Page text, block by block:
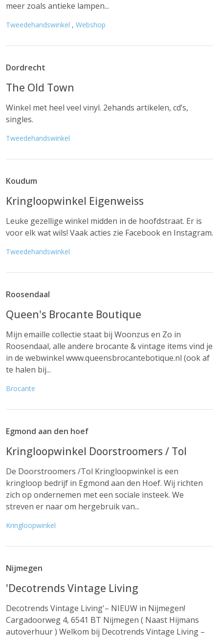
meer zoals antieke lampen...
Tweedehandswinkel , Webshop
Dordrecht
The Old Town
Winkel met heel veel vinyl. 2ehands artikelen, cd’s,
singles.
Tweedehandswinkel
Koudum
Kringloopwinkel Eigenweiss
Leuke gezellige winkel midden in de hoofdstraat. Er is
voor elk wat wils! Vaak acties zie Facebook en Instagram.
Tweedehandswinkel
Roosendaal
Queen's Brocante Boutique
Mijn emaille collectie staat bij Woonzus en Zo in
Roosendaal, alle andere brocante & vintage items vind je
in de webwinkel www.queensbrocantebotique.nl (ook af
te halen bij...
Brocante
Egmond aan den hoef
Kringloopwinkel Doorstroomers / Tol
De Doorstroomers /Tol Kringloopwinkel is een
kringloop bedrijf in Egmond aan den Hoef. Wij richten
zich op ondernemen met een sociale insteek. We
streven er naar om hergebruik van...
Kringloopwinkel
Nijmegen
'Decotrends Vintage Living
Decotrends Vintage Living'– NIEUW in Nijmegen!
Cargadoorweg 4, 6541 BT Nijmegen ( Naast Hijmans
autoverhuur ) Welkom bij Decotrends Vintage Living –